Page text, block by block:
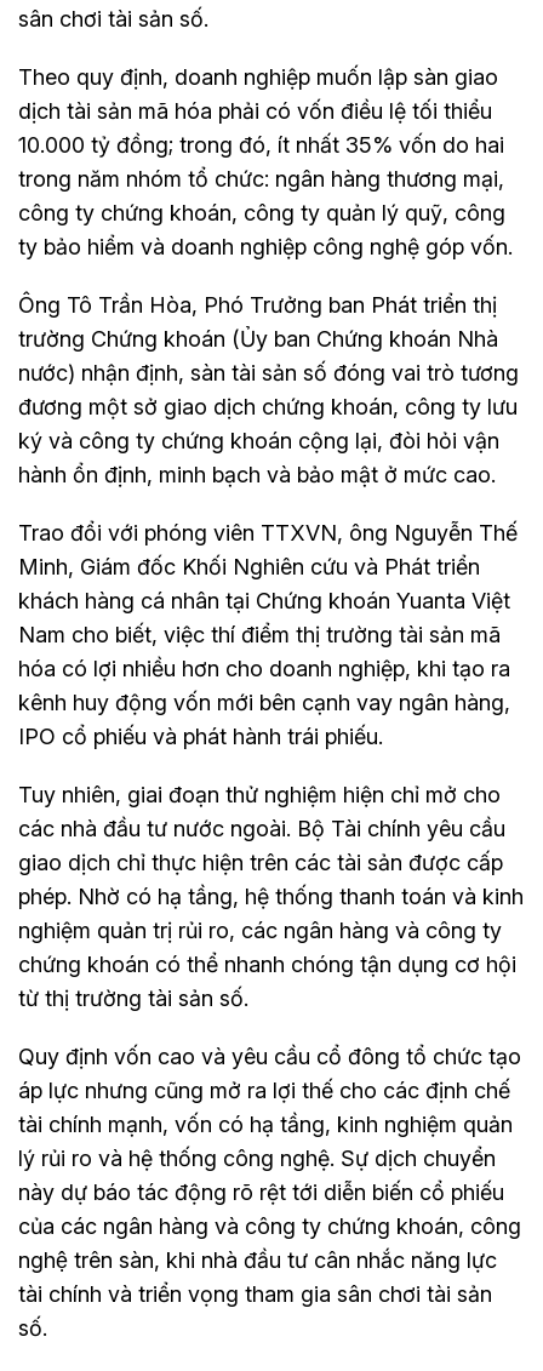
sân chơi tài sản số.
Theo quy định, doanh nghiệp muốn lập sàn giao
dịch tài sản mã hóa phải có vốn điều lệ tối thiểu
10.000 tỷ đồng; trong đó, ít nhất 35% vốn do hai
trong năm nhóm tổ chức: ngân hàng thương mại,
công ty chứng khoán, công ty quản lý quỹ, công
ty bảo hiểm và doanh nghiệp công nghệ góp vốn.
Ông Tô Trần Hòa, Phó Trưởng ban Phát triển thị
trường Chứng khoán (Ủy ban Chứng khoán Nhà
nước) nhận định, sàn tài sản số đóng vai trò tương
đương một sở giao dịch chứng khoán, công ty lưu
ký và công ty chứng khoán cộng lại, đòi hỏi vận
hành ổn định, minh bạch và bảo mật ở mức cao.
Trao đổi với phóng viên TTXVN, ông Nguyễn Thế
Minh, Giám đốc Khối Nghiên cứu và Phát triển
khách hàng cá nhân tại Chứng khoán Yuanta Việt
Nam cho biết, việc thí điểm thị trường tài sản mã
hóa có lợi nhiều hơn cho doanh nghiệp, khi tạo ra
kênh huy động vốn mới bên cạnh vay ngân hàng,
IPO cổ phiếu và phát hành trái phiếu.
Tuy nhiên, giai đoạn thử nghiệm hiện chỉ mở cho
các nhà đầu tư nước ngoài. Bộ Tài chính yêu cầu
giao dịch chỉ thực hiện trên các tài sản được cấp
phép. Nhờ có hạ tầng, hệ thống thanh toán và kinh
nghiệm quản trị rủi ro, các ngân hàng và công ty
chứng khoán có thể nhanh chóng tận dụng cơ hội
từ thị trường tài sản số.
Quy định vốn cao và yêu cầu cổ đông tổ chức tạo
áp lực nhưng cũng mở ra lợi thế cho các định chế
tài chính mạnh, vốn có hạ tầng, kinh nghiệm quản
lý rủi ro và hệ thống công nghệ. Sự dịch chuyển
này dự báo tác động rõ rệt tới diễn biến cổ phiếu
của các ngân hàng và công ty chứng khoán, công
nghệ trên sàn, khi nhà đầu tư cân nhắc năng lực
tài chính và triển vọng tham gia sân chơi tài sản
số.